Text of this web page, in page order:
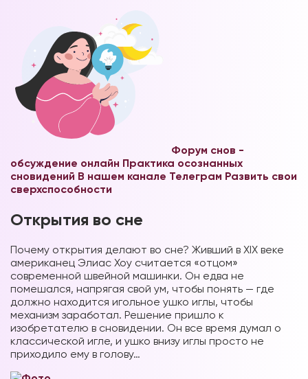
Форум снов -
обсуждение онлайн Практика осознанных
сновидений В нашем канале Телеграм Развить свои
сверхспособности
Открытия во сне
Почему открытия делают во сне? Живший в XIX веке
американец Элиас Хоу считается «отцом»
современной швейной машинки. Он едва не
помешался, напрягая свой ум, чтобы понять — где
должно находится игольное ушко иглы, чтобы
механизм заработал. Решение пришло к
изобретателю в сновидении. Он все время думал о
классической игле, и ушко внизу иглы просто не
приходило ему в голову…